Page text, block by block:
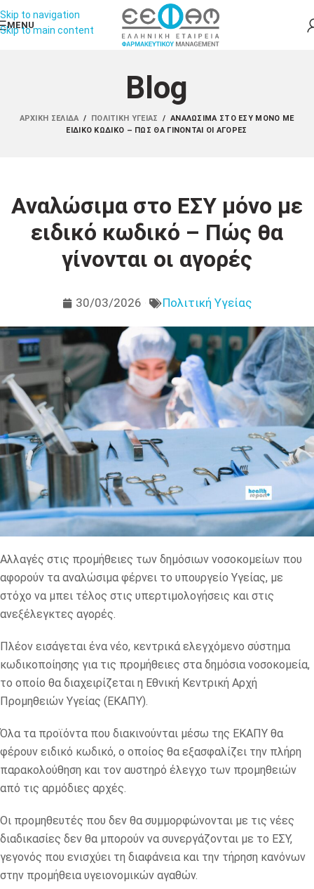
Skip to navigation
Skip to main content
MENU
Blog
ΑΡΧΙΚΉ ΣΕΛΊΔΑ / ΠΟΛΙΤΙΚΉ ΥΓΕΊΑΣ / ΑΝΑΛΏΣΙΜΑ ΣΤΟ ΕΣΥ ΜΌΝΟ ΜΕ
ΕΙΔΙΚΌ ΚΩΔΙΚΌ – ΠΏΣ ΘΑ ΓΊΝΟΝΤΑΙ ΟΙ ΑΓΟΡΈΣ
Αναλώσιμα στο ΕΣΥ μόνο με
ειδικό κωδικό – Πώς θα
γίνονται οι αγορές
30/03/2026 Πολιτική Υγείας
Αλλαγές στις προμήθειες των δημόσιων νοσοκομείων που
αφορούν τα αναλώσιμα φέρνει το υπουργείο Υγείας, με
στόχο να μπει τέλος στις υπερτιμολογήσεις και στις
ανεξέλεγκτες αγορές.
Πλέον εισάγεται ένα νέο, κεντρικά ελεγχόμενο σύστημα
κωδικοποίησης για τις προμήθειες στα δημόσια νοσοκομεία,
το οποίο θα διαχειρίζεται η Εθνική Κεντρική Αρχή
Προμηθειών Υγείας (ΕΚΑΠΥ).
Όλα τα προϊόντα που διακινούνται μέσω της ΕΚΑΠΥ θα
φέρουν ειδικό κωδικό, ο οποίος θα εξασφαλίζει την πλήρη
παρακολούθηση και τον αυστηρό έλεγχο των προμηθειών
από τις αρμόδιες αρχές.
Οι προμηθευτές που δεν θα συμμορφώνονται με τις νέες
διαδικασίες δεν θα μπορούν να συνεργάζονται με το ΕΣΥ,
γεγονός που ενισχύει τη διαφάνεια και την τήρηση κανόνων
στην προμήθεια υγειονομικών αγαθών.